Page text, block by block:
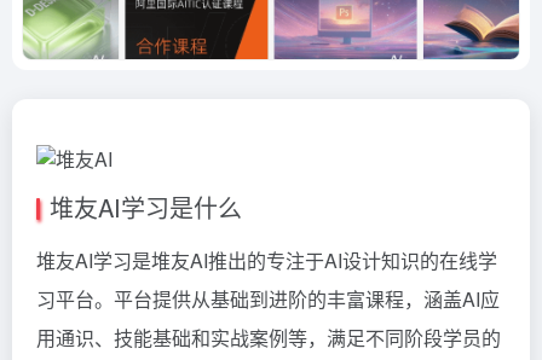
堆友AI学习是什么
堆友AI学习是堆友AI推出的专注于AI设计知识的在线学
习平台。平台提供从基础到进阶的丰富课程，涵盖AI应
用通识、技能基础和实战案例等，满足不同阶段学员的